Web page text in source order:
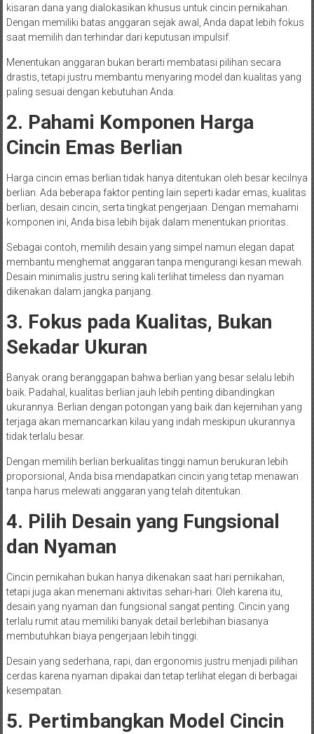
kisaran dana yang dialokasikan khusus untuk cincin pernikahan.
Dengan memiliki batas anggaran sejak awal, Anda dapat lebih fokus
saat memilih dan terhindar dari keputusan impulsif.
Menentukan anggaran bukan berarti membatasi pilihan secara
drastis, tetapi justru membantu menyaring model dan kualitas yang
paling sesuai dengan kebutuhan Anda.
2. Pahami Komponen Harga
Cincin Emas Berlian
Harga cincin emas berlian tidak hanya ditentukan oleh besar kecilnya
berlian. Ada beberapa faktor penting lain seperti kadar emas, kualitas
berlian, desain cincin, serta tingkat pengerjaan. Dengan memahami
komponen ini, Anda bisa lebih bijak dalam menentukan prioritas.
Sebagai contoh, memilih desain yang simpel namun elegan dapat
membantu menghemat anggaran tanpa mengurangi kesan mewah.
Desain minimalis justru sering kali terlihat timeless dan nyaman
dikenakan dalam jangka panjang.
3. Fokus pada Kualitas, Bukan
Sekadar Ukuran
Banyak orang beranggapan bahwa berlian yang besar selalu lebih
baik. Padahal, kualitas berlian jauh lebih penting dibandingkan
ukurannya. Berlian dengan potongan yang baik dan kejernihan yang
terjaga akan memancarkan kilau yang indah meskipun ukurannya
tidak terlalu besar.
Dengan memilih berlian berkualitas tinggi namun berukuran lebih
proporsional, Anda bisa mendapatkan cincin yang tetap menawan
tanpa harus melewati anggaran yang telah ditentukan.
4. Pilih Desain yang Fungsional
dan Nyaman
Cincin pernikahan bukan hanya dikenakan saat hari pernikahan,
tetapi juga akan menemani aktivitas sehari-hari. Oleh karena itu,
desain yang nyaman dan fungsional sangat penting. Cincin yang
terlalu rumit atau memiliki banyak detail berlebihan biasanya
membutuhkan biaya pengerjaan lebih tinggi.
Desain yang sederhana, rapi, dan ergonomis justru menjadi pilihan
cerdas karena nyaman dipakai dan tetap terlihat elegan di berbagai
kesempatan.
5. Pertimbangkan Model Cincin